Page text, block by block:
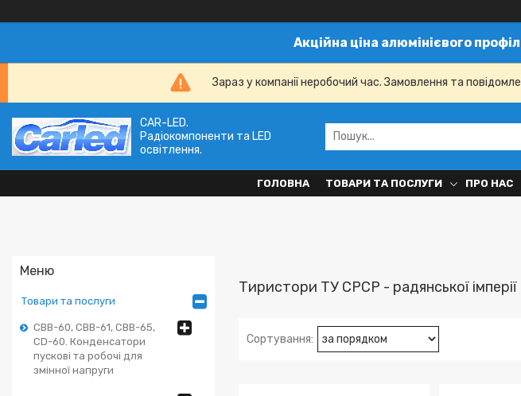
Акційна ціна алюмінієвого
Зараз у компанії неробочий час. Замовлення та
CAR-LED.
Радіокомпоненти та LED
освітлення.
ГОЛОВНА ТОВАРИ ТА ПОСЛУГИ ПРО НАС
Товари та послуги
CBB-60, CBB-61, CBB-65,
CD-60. Конденсатори
пускові та робочі для
змінної напруги
Тиристори ТУ СРСР - радянської імперії